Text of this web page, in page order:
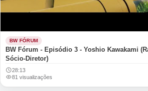
BW FÓRUM
BW Fórum - Episódio 3 - Yoshio Kawakami
Sócio-Diretor)
28:13
81 visualizações